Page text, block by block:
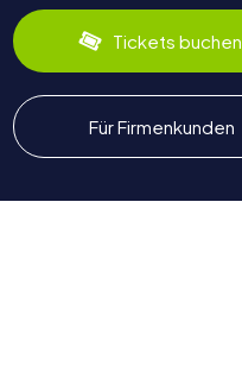
Tickets buchen
Für Firmenkunden